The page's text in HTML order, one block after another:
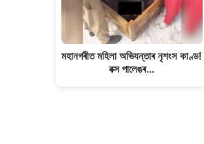
মহানগৰীত মহিলা অভিযন্তাৰ নৃশংস কাণ্ড!
বক্স পালেঙৰ…